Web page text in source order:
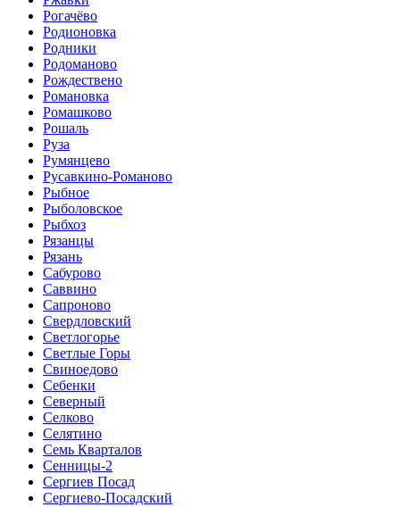
Рогачёво
Родионовка
Родники
Родоманово
Рождествено
Романовка
Ромашково
Рошаль
Руза
Румянцево
Русавкино-Романово
Рыбное
Рыболовское
Рыбхоз
Рязанцы
Рязань
Сабурово
Саввино
Сапроново
Свердловский
Светлогорье
Светлые Горы
Свиноедово
Себенки
Северный
Селково
Селятино
Семь Кварталов
Сенницы-2
Сергиев Посад
Сергиево-Посадский